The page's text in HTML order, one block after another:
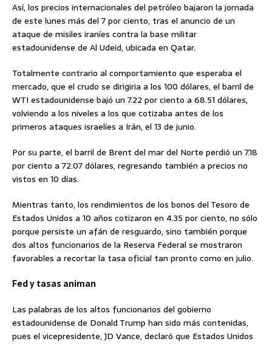
Así, los precios internacionales del petróleo bajaron la jornada
de este lunes más del 7 por ciento, tras el anuncio de un
ataque de misiles iraníes contra la base militar
estadounidense de Al Udeid, ubicada en Qatar.
Totalmente contrario al comportamiento que esperaba el
mercado, que el crudo se dirigiria a los 100 dólares, el barril de
WTI estadounidense bajó un 7.22 por ciento a 68.51 dólares,
volviendo a los niveles a los que cotizaba antes de los
primeros ataques israelíes a Irán, el 13 de junio.
Por su parte, el barril de Brent del mar del Norte perdió un 7.18
por ciento a 72.07 dólares, regresando también a precios no
vistos en 10 días.
Mientras tanto, los rendimientos de los bonos del Tesoro de
Estados Unidos a 10 años cotizaron en 4.35 por ciento, no sólo
porque persiste un afán de resguardo, sino también porque
dos altos funcionarios de la Reserva Federal se mostraron
favorables a recortar la tasa oficial tan pronto como en julio.
Fed y tasas animan
Las palabras de los altos funcionarios del gobierno
estadounidense de Donald Trump han sido más contenidas,
pues el vicepresidente, JD Vance, declaró que Estados Unidos